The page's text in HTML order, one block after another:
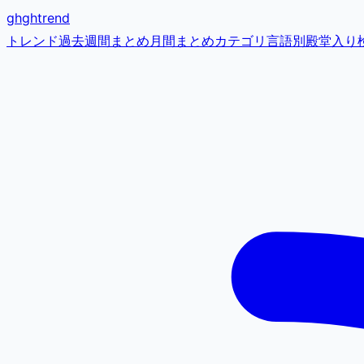
ghghtrend
トレンド過去週間まとめ月間まとめカテゴリ 言語別殿堂入り